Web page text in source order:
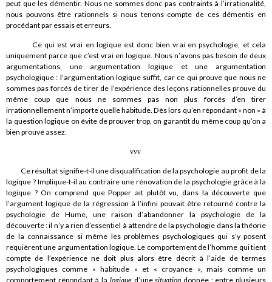
peut que les démentir. Nous ne sommes donc pas contraints à l’irrationalité,
nous pouvons être rationnels si nous tenons compte de ces démentis en
procédant par essais et erreurs.
Ce qui est vrai en logique est donc bien vrai en psychologie, et cela
uniquement parce que c’est vrai en logique. Nous n’avons pas besoin de deux
argumentations, une argumentation logique et une argumentation
psychologique : l’argumentation logique suffit, car ce qui prouve que nous ne
sommes pas forcés de tirer de l’expérience des leçons rationnelles prouve du
même coup que nous ne sommes pas non plus forcés d’en tirer
irrationnellement n’importe quelle habitude. Dès lors qu’en répondant « non » à
la question logique on évite de prouver trop, on garantit du même coup qu’on a
bien prouvé assez.
vvv
Ce résultat signifie-t-il une disqualification de la psychologie au profit de la
logique ? Implique-t-il au contraire une rénovation de la psychologie grâce à la
logique ? On comprend que Popper ait plutôt vu, dans la découverte que
l’argument logique de la régression à l’infini pouvait être retourné contre la
psychologie de Hume, une raison d’abandonner la psychologie de la
découverte : il n’y a rien d’essentiel à attendre de la psychologie dans la théorie
de la connaissance si même les problèmes psychologiques qui s’y posent
requièrent une argumentation logique. Le comportement de l’homme qui tient
compte de l’expérience ne doit plus alors être décrit à l’aide de termes
psychologiques comme « habitude » et « croyance », mais comme un
comportement répondant à la logiqued’unesituation donnée : entre plusieurs